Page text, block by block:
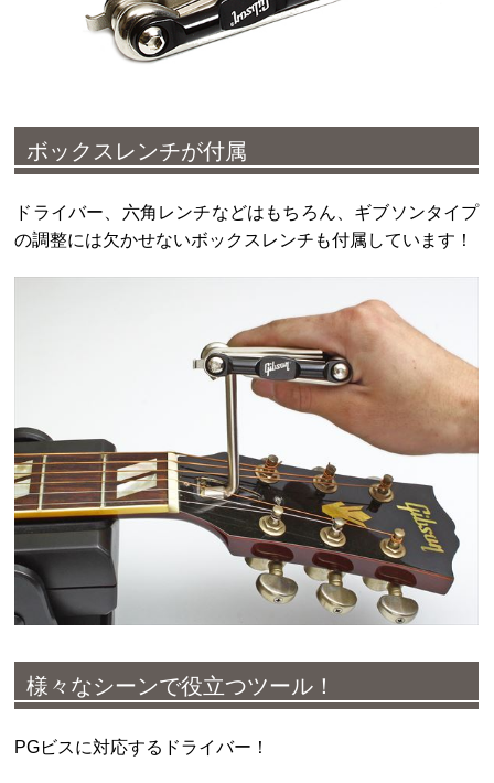
ボックスレンチが付属
ドライバー、六角レンチなどはもちろん、ギブソンタイプ
の調整には欠かせないボックスレンチも付属しています！
様々なシーンで役立つツール！
PGビスに対応するドライバー！